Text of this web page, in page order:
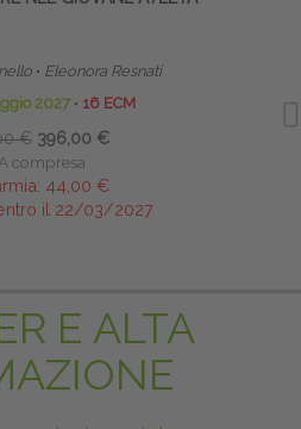
∙ Eleonora Resnati
2027 ∙ 16 ECM
€ 396,00 €
compresa
44,00 €
il 22/03/2027
E ALTA